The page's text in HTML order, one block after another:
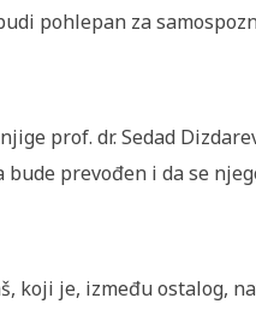
pohlepan za
prof. dr. Sedad
prevođen i da se
koji je, između ostalog,